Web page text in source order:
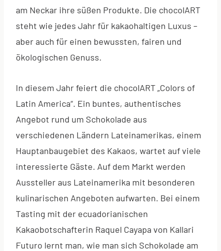
am Neckar ihre süßen Produkte. Die chocolART
steht wie jedes Jahr für kakaohaltigen Luxus –
aber auch für einen bewussten, fairen und
ökologischen Genuss.
In diesem Jahr feiert die chocolART „Colors of
Latin America“. Ein buntes, authentisches
Angebot rund um Schokolade aus
verschiedenen Ländern Lateinamerikas, einem
Hauptanbaugebiet des Kakaos, wartet auf viele
interessierte Gäste. Auf dem Markt werden
Aussteller aus Lateinamerika mit besonderen
kulinarischen Angeboten aufwarten. Bei einem
Tasting mit der ecuadorianischen
Kakaobotschafterin Raquel Cayapa von Kallari
Futuro lernt man, wie man sich Schokolade am